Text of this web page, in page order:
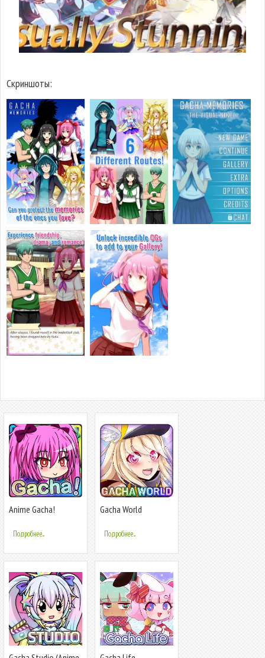
Скриншоты:
Anime Gacha!
Подробнее...
Gacha World
Подробнее...